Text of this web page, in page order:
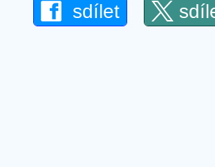
sdílet